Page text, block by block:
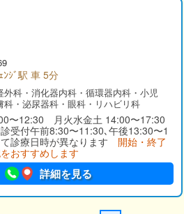
ﾝｼﾞ駅 車 5分
外科・消化器内科・循環器内科・小児
科・泌尿器科・眼科・リハビリ科
〜12:30 月火水金土 14:00〜17:30
付午前8:30〜11:30､午後13:30〜1
診療日時が異なります 開始・終了
おすすめします
詳細を見る